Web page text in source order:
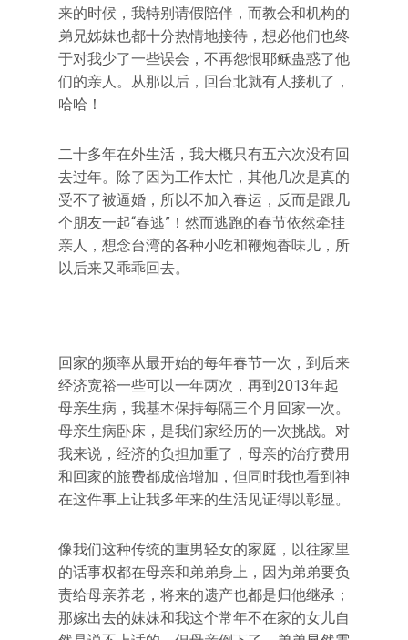
来的时候，我特别请假陪伴，而教会和机构的
弟兄姊妹也都十分热情地接待，想必他们也终
于对我少了一些误会，不再怨恨耶稣蛊惑了他
们的亲人。从那以后，回台北就有人接机了，
哈哈！
二十多年在外生活，我大概只有五六次没有回
去过年。除了因为工作太忙，其他几次是真的
受不了被逼婚，所以不加入春运，反而是跟几
个朋友一起“春逃”！然而逃跑的春节依然牵挂
亲人，想念台湾的各种小吃和鞭炮香味儿，所
以后来又乖乖回去。
回家的频率从最开始的每年春节一次，到后来
经济宽裕一些可以一年两次，再到2013年起
母亲生病，我基本保持每隔三个月回家一次。
母亲生病卧床，是我们家经历的一次挑战。对
我来说，经济的负担加重了，母亲的治疗费用
和回家的旅费都成倍增加，但同时我也看到神
在这件事上让我多年来的生活见证得以彰显。
像我们这种传统的重男轻女的家庭，以往家里
的话事权都在母亲和弟弟身上，因为弟弟要负
责给母亲养老，将来的遗产也都是归他继承；
那嫁出去的妹妹和我这个常年不在家的女儿自